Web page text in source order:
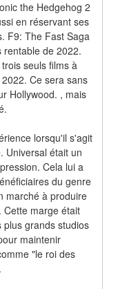
the Hedgehog 2
en réservant ses
F9: The Fast Saga
rentable de 2022.
seuls films à
Ce sera sans
Hollywood. , mais
lorsqu'il s'agit
Universal était un
Cela lui a
du genre
marché à produire
Cette marge était
grands studios
maintenir
"le roi des